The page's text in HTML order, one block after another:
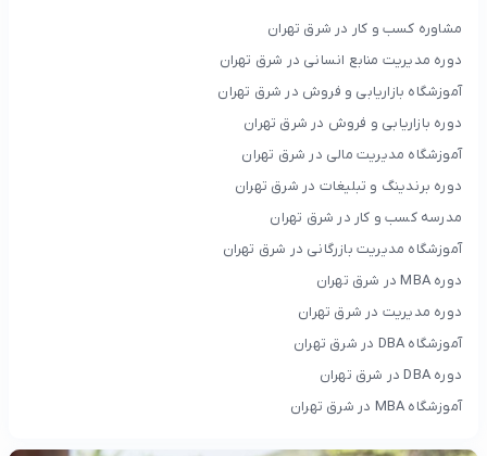
مشاوره کسب و کار در شرق تهران
دوره مدیریت منابع انسانی در شرق تهران
آموزشگاه بازاریابی و فروش در شرق تهران
دوره بازاریابی و فروش در شرق تهران
آموزشگاه مدیریت مالی در شرق تهران
دوره برندینگ و تبلیغات در شرق تهران
مدرسه کسب و کار در شرق تهران
آموزشگاه مدیریت بازرگانی در شرق تهران
دوره MBA در شرق تهران
دوره مدیریت در شرق تهران
آموزشگاه DBA در شرق تهران
دوره DBA در شرق تهران
آموزشگاه MBA در شرق تهران